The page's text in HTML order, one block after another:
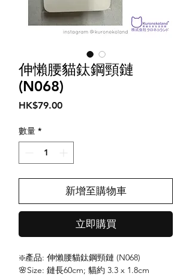
伸懶腰貓鈦鋼頸鏈
(N068)
HK$79.00價
數量 *
新增至購物車
立即購買
❇️產品: 伸懶腰貓鈦鋼頸鏈 (N068)
🌸Size: 鏈長60cm; 貓約 3.3 x 1.8cm